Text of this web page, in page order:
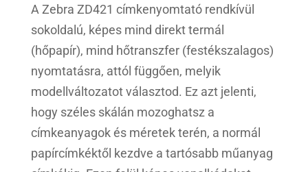
A Zebra ZD421 címkenyomtató rendkívül
sokoldalú, képes mind direkt termál
(hőpapír), mind hőtranszfer (festékszalagos)
nyomtatásra, attól függően, melyik
modellváltozatot választod. Ez azt jelenti,
hogy széles skálán mozoghatsz a
címkeanyagok és méretek terén, a normál
papírcímkéktől kezdve a tartósabb műanyag